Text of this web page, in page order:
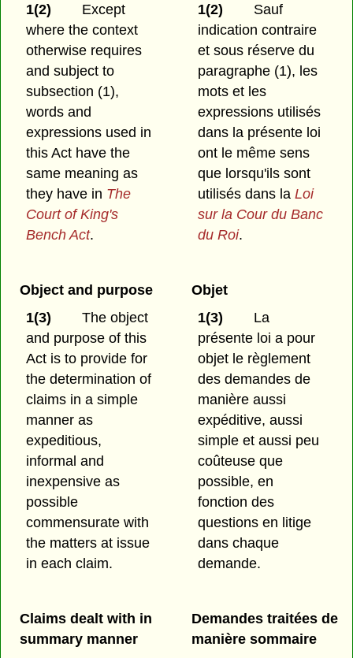
1(2)
Except
where the context
otherwise requires
and subject to
subsection (1),
words and
expressions used in
this Act have the
same meaning as
they have in The
Court of King's
Bench Act.
1(2)
Sauf
indication contraire
et sous réserve du
paragraphe (1), les
mots et les
expressions utilisés
dans la présente loi
ont le même sens
que lorsqu'ils sont
utilisés dans la Loi
sur la Cour du Banc
du Roi.
Object and purpose
1(3)
The object
and purpose of this
Act is to provide for
the determination of
claims in a simple
manner as
expeditious,
informal and
inexpensive as
possible
commensurate with
the matters at issue
in each claim.
Objet
1(3)
La
présente loi a pour
objet le règlement
des demandes de
manière aussi
expéditive, aussi
simple et aussi peu
coûteuse que
possible, en
fonction des
questions en litige
dans chaque
demande.
Claims dealt with in
summary manner
Demandes traitées de
manière sommaire